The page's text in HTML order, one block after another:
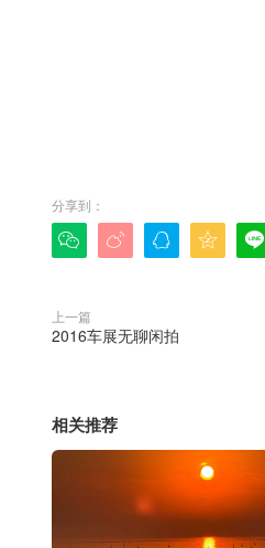
分享到：
    
上一篇
2016车展无聊闲拍
相关推荐